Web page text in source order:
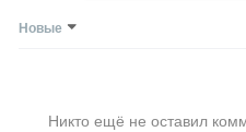
Новые
Никто ещё не оставил